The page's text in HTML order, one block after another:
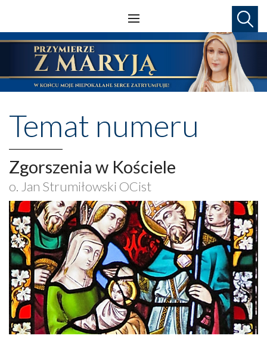
Temat numeru
Zgorszenia w Kościele
o. Jan Strumiłowski OCist